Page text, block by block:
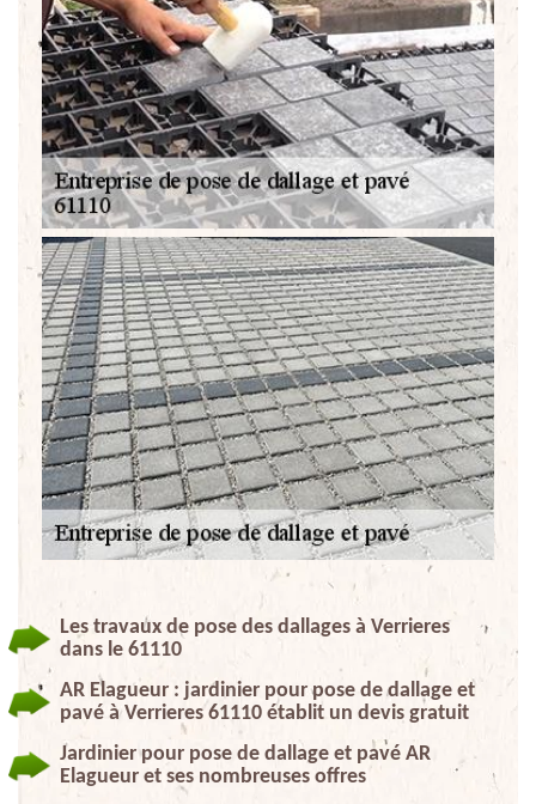
Les travaux de pose des dallages à Verrieres
dans le 61110
AR Elagueur : jardinier pour pose de dallage et
pavé à Verrieres 61110 établit un devis gratuit
Jardinier pour pose de dallage et pavé AR
Elagueur et ses nombreuses offres